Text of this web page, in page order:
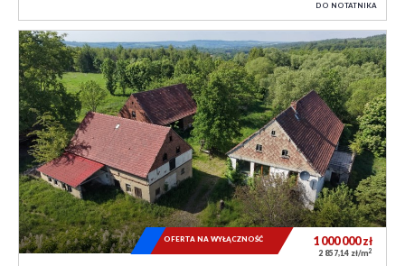
DO NOTATNIKA
1 000 000zł
2 857,14 zł/m2
OFERTA NA WYŁĄCZNOŚĆ